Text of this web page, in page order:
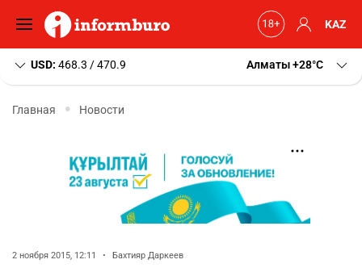
KAZ
USD: 468.3 / 470.9 Алматы+28 C
Главная Новости
2 ноября 2015, 12:11 • Бахтияр Даркеев